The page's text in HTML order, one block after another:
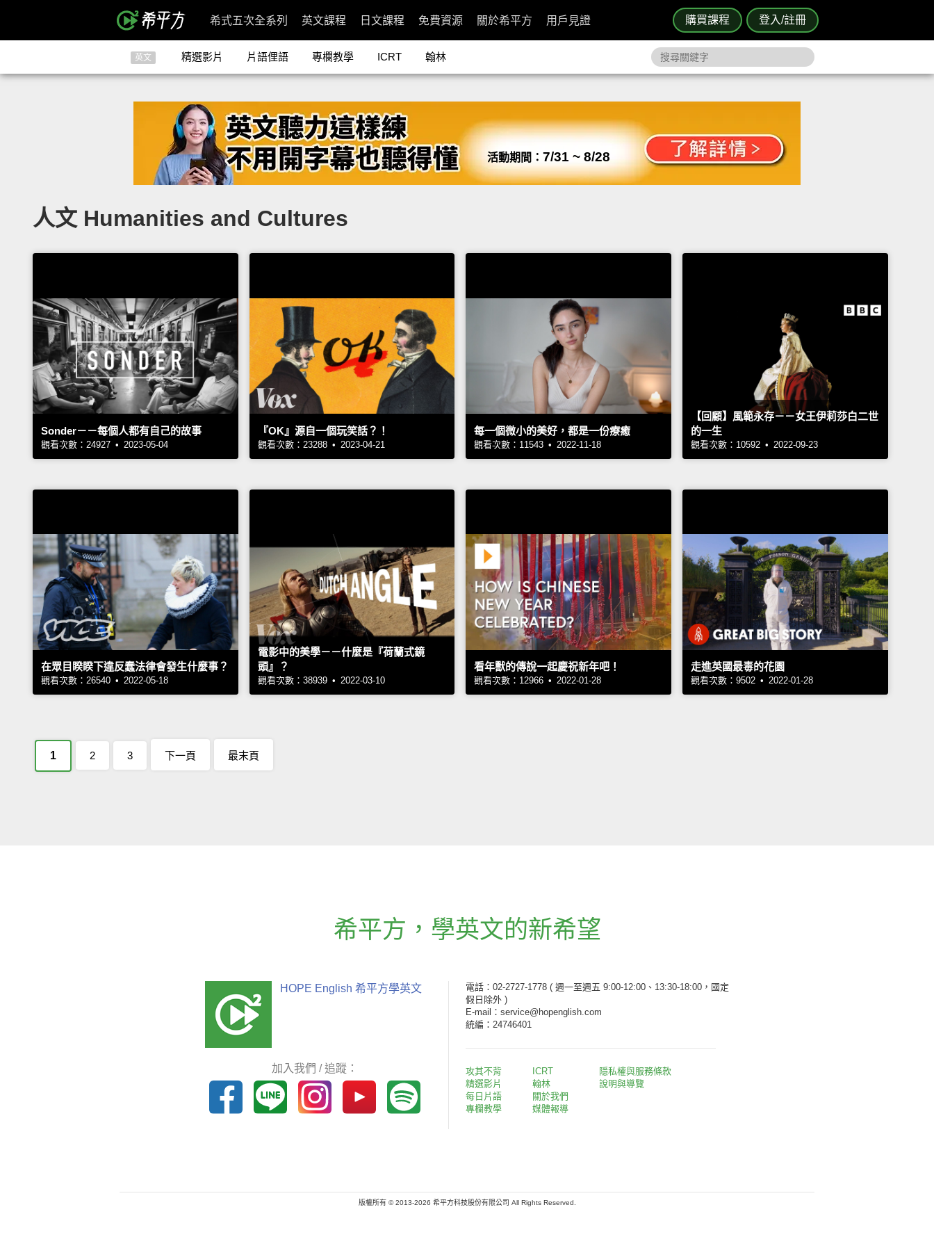
購買課程 登入/註冊
希式五次全系列 英文課程 日文課程 免費資源 關於希平方 用戶見證
英文 精選影片 片語俚語 專欄教學 ICRT 翰林
活動期間： 7/31 ~ 8/28
人文 Humanities and Cultures
Sonder－－每個人都有自己的故事
觀看次數：24927 • 2023-05-04
『OK』源自一個玩笑話？！
觀看次數：23288 • 2023-04-21
每一個微小的美好，都是一份療癒
觀看次數：11543 • 2022-11-18
【回顧】風範永存－－女王伊莉莎白二世
的一生
觀看次數：10592 • 2022-09-23
在眾目睽睽下違反蠢法律會發生什麼事？
觀看次數：26540 • 2022-05-18
電影中的美學－－什麼是『荷蘭式鏡
頭』？
觀看次數：38939 • 2022-03-10
看年獸的傳說一起慶祝新年吧！
觀看次數：12966 • 2022-01-28
走進英國最毒的花園
觀看次數：9502 • 2022-01-28
1 2 3 下一頁 最末頁
希平方 ， 學英文的新希望
HOPE English 希平方學英文
加入我們 / 追蹤：
電話：02-2727-1778 ( 週一至週五 9:00-12:00、13:30-18:00，國定
假日除外 )
E-mail：service@hopenglish.com
統編：24746401
攻其不背
精選影片
每日片語
專欄教學
ICRT
翰林
關於我們
媒體報導
隱私權與服務條款
說明與導覽
版權所有 © 2013-2026 希平方科技股份有限公司 All Rights Reserved.